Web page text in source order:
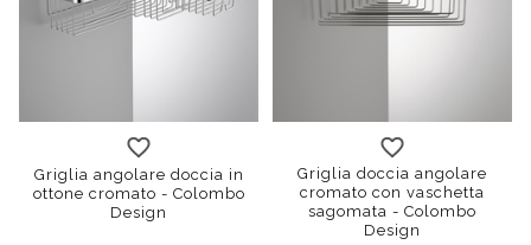
Griglia angolare doccia in
ottone cromato - Colombo
Design
Griglia doccia angolare
cromato con vaschetta
sagomata - Colombo
Design